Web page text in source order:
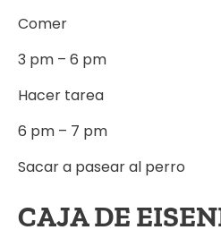
Comer
3 pm – 6 pm
Hacer tarea
6 pm – 7 pm
Sacar a pasear al perro
CAJA DE